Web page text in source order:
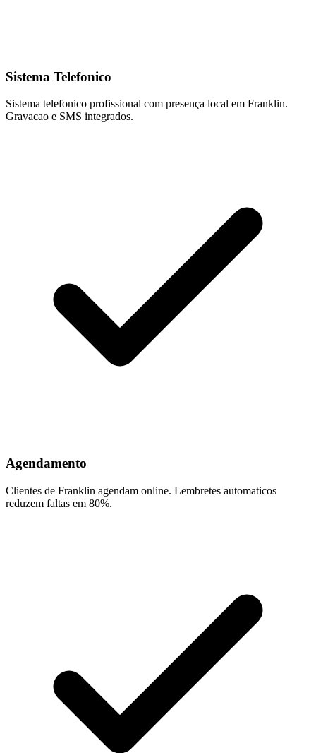
Sistema Telefonico
Sistema telefonico profissional com presença local em Franklin.
Gravacao e SMS integrados.
Agendamento
Clientes de Franklin agendam online. Lembretes automaticos
reduzem faltas em 80%.